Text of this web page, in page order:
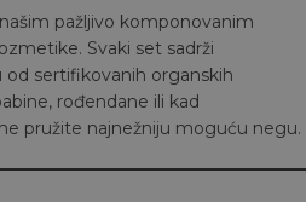
pažljivo komponovanim
Svaki set sadrži
sertifikovanih organskih
rođendane ili kad
pružite najnežniju moguću negu.